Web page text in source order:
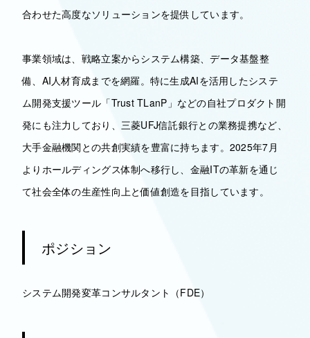
合わせた高度なソリューションを提供しています。
事業領域は、戦略立案からシステム構築、データ基盤整
備、AI人材育成までを網羅。特に生成AIを活用したシステ
ム開発支援ツール「Trust TLanP」などの自社プロダクト開
発にも注力しており、三菱UFJ信託銀行との業務提携など、
大手金融機関との共創実績を豊富に持ちます。2025年7月
よりホールディングス体制へ移行し、金融ITの革新を通じ
て社会全体の生産性向上と価値創造を目指しています。
ポジション
システム開発変革コンサルタント（FDE）